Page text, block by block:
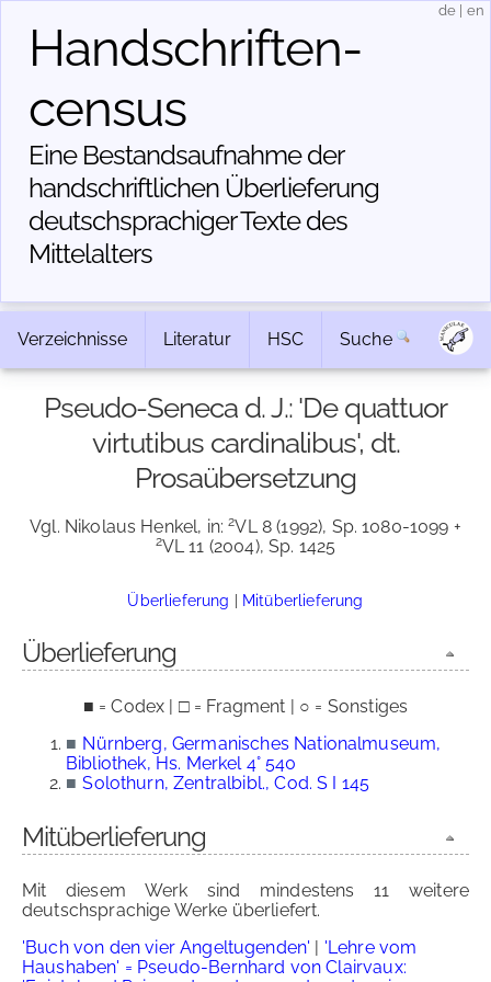
Handschriften­
census
Eine Bestandsaufnahme der
handschriftlichen Über­lieferung
deutschsprachiger Texte des
Mittelalters
de en
Verzeichnisse Literatur HSC Suche
Pseudo-Seneca d. J.: 'De quattuor
virtutibus cardinalibus', dt.
Prosaübersetzung
Vgl. Nikolaus Henkel, in:2VL 8 (1992), Sp. 1080-1099 +
2VL 11 (2004), Sp. 1425
Überlieferung | Mitüberlieferung
Überlieferung
■ = Codex | □ = Fragment | ○ = Sonstiges
■ Nürnberg, Germanisches Nationalmuseum,
Bibliothek, Hs. Merkel 4° 540
■ Solothurn, Zentralbibl., Cod. S I 145
Mitüberlieferung
Mit diesem Werk sind mindestens 11 weitere
deutschsprachige Werke überliefert.
'Buch von den vier Angeltugenden' | 'Lehre vom
Haushaben' = Pseudo-Bernhard von Clairvaux: